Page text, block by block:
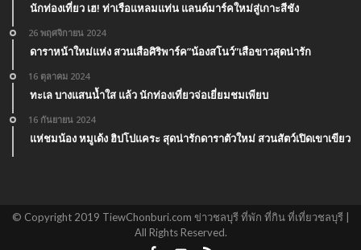
นักท่องเที่ยว เฮ! ท่าเรือแหลมแท่น แลนด์มาร์คใหม่สู่เกาะสีชัง
26 พฤศจิกายน 2024
ดาราหน้าใหม่แห่ง สวนเสือศิริพาร์ค”น้องสโนว์”เสือขาวสุดน่ารัก
16 ตุลาคม 2024
ทะเล บางแสนน้ำใส แล้ว นักท่องเที่ยวจ่อเยี่ยมชมเพียบ
16 กันยายน 2024
แห่ชมน้อง หมูเด้ง ฮิปโปแคระ สุดน่ารักดาราตัวใหม่ สวนสัตว์เปิดเขาเขียว
© Copyright 2019 TiewChonburi.com ข่าวชลบุรี ที่พัก ที่กิน ที่เที่ยวชลบุรี |
All Rights Reserved.